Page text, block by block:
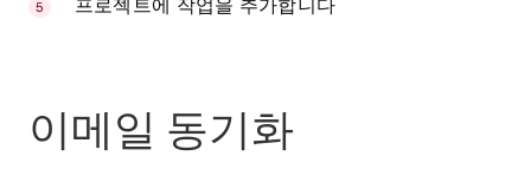
프로젝트에 작업을 추가합니다
이메일 동기화